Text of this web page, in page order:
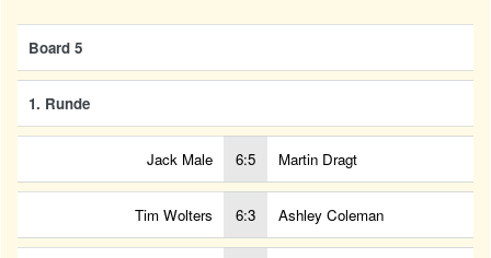
Board 5
1. Runde
Jack Male 6:5 Martin Dragt
Tim Wolters 6:3 Ashley Coleman